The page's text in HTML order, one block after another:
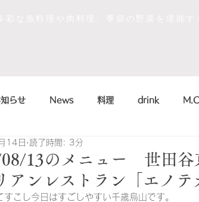
らせ News 料理 drink
セイ イベント
ど la scienza in cucina arte
13のメニュー 世田谷
アンレストラン「エノ
14日 読了時間: 3分
すこし今日はすごしやすい千歳烏山です。